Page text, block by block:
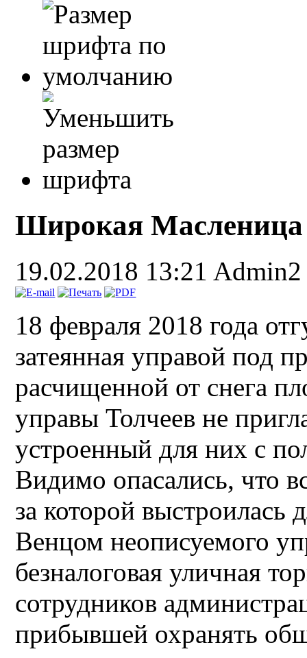
Широкая Масленица
19.02.2018 13:21 Admin2
18 февраля 2018 года
затеянная управой под
расчищенной от снега
управы Толчеев не
устроенный для них с
Видимо опасались, что
за которой выстроилась
Венцом неописуемого
безналоговая уличная
сотрудников
прибывшей охранять